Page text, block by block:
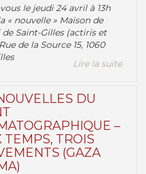
le jeudi 24 avril à 13h
« nouvelle » Maison de
de Saint-Gilles (actiris et
de la Source 15, 1060
Lire la suite
DU
–
TEMPS, TROIS
(GAZA